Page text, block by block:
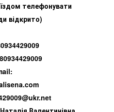
телефонувати
відкрито)